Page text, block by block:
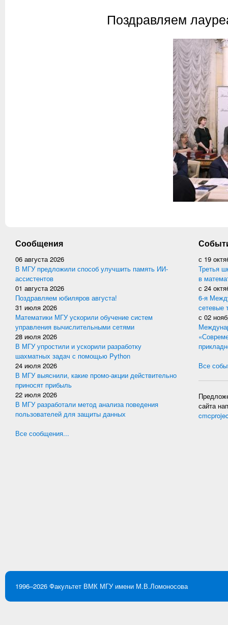
Поздравляем
Сообщения
06 августа 2026
В МГУ предложили способ улучшить память ИИ-
ассистентов
01 августа 2026
Поздравляем юбиляров августа!
31 июля 2026
Математики МГУ ускорили обучение систем
управления вычислительными сетями
28 июля 2026
В МГУ упростили и ускорили разработку
шахматных задач с помощью Python
24 июля 2026
В МГУ выяснили, какие промо-акции действительно
приносят прибыль
22 июля 2026
В МГУ разработали метод анализа поведения
пользователей для защиты данных
Все сообщения...
с 19
Третья
в
с 24
6-я
сетевые
с 02
Все
сайта
1996–2026 Факультет ВМК МГУ имени М.В.Ломоносова